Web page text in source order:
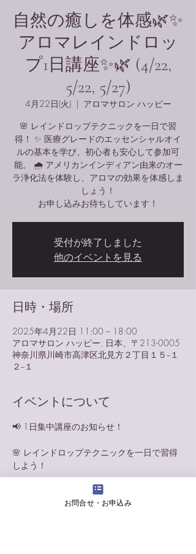
自然の癒しを体感🌿✨
アロマレインドロッ
プ1日講座✨🌿 (4/22,
5/22, 5/27)
4月22日(火)
  |
アロマサロン ハッピー
🌸 レインドロップテクニックを一日で習
得！ ✨ 医療グレードのエッセンシャルオイ
ルの基本を学び、初心者も安心して参加可
能。 🌧️ アメリカンインディアン由来のオー
ラ浄化法を体験し、アロマの効果を体感しま
しょう！
お申し込みお待ちしています！
受付が終了しました
他のイベントを見る
日時・場所
2025年4月22日 11:00 – 18:00
アロマサロン ハッピー, 日本、〒213-0005
神奈川県川崎市高津区北見方２丁目１５−１
２−１
イベントについて
📢 1日集中講座のお知らせ！
🌸 レインドロップテクニックを一日で習得
しよう！
✨ アロマの基本を徹底マスター！
お問合せ・お申込み